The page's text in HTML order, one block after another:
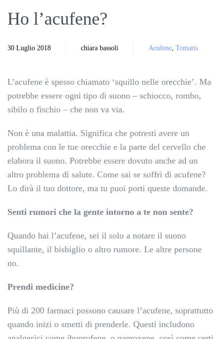
Ho l’acufene?
30 Luglio 2018 chiara bassoli Acufene, Tomatis
L’acufene è spesso chiamato ‘squillo nelle orecchie’. Ma
potrebbe essere ogni tipo di suono – schiocco, rombo,
sibilo o fischio – che non va via.
Non è una malattia. Significa che potresti avere un
problema con le tue orecchie e la parte del cervello che
elabora il suono. Potrebbe essere dovuto anche ad un
altro problema di salute. Come sai se soffri di acufene?
Lo dirà il tuo dottore, ma tu puoi porti queste domande.
Senti rumori che la gente intorno a te non sente?
Quando hai l’acufene, sei il solo a notare il suono
squillante, il bisbiglio o altro rumore. Le altre persone
no.
Prendi medicine?
Più di 200 farmaci possono causare l’acufene, soprattutto
quando inizi o smetti di prenderle. Questi includono